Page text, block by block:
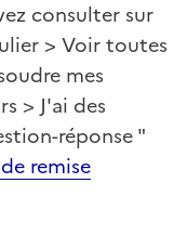
consulter sur
> Voir toutes
mes
> J'ai des
réponse "
remise